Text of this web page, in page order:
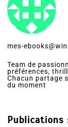
mes-
Team de
préférences,
Chacun partage
du moment
Publications